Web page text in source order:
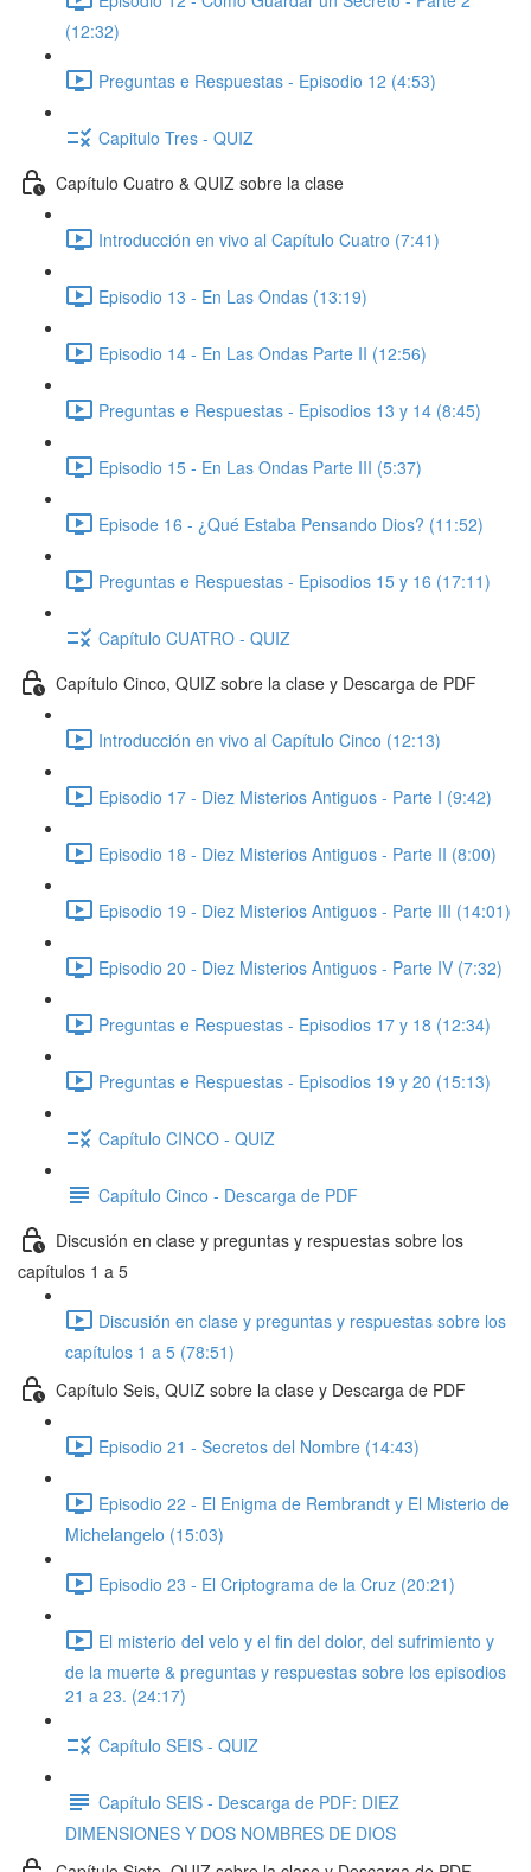
(12:32)
Preguntas e Respuestas - Episodio 12 (4:53)
Capitulo Tres - QUIZ
Capítulo Cuatro & QUIZ sobre la clase
Introducción en vivo al Capítulo Cuatro (7:41)
Episodio 13 - En Las Ondas (13:19)
Episodio 14 - En Las Ondas Parte II (12:56)
Preguntas e Respuestas - Episodios 13 y 14 (8:45)
Episodio 15 - En Las Ondas Parte III (5:37)
Episode 16 - ¿Qué Estaba Pensando Dios? (11:52)
Preguntas e Respuestas - Episodios 15 y 16 (17:11)
Capítulo CUATRO - QUIZ
Capítulo Cinco, QUIZ sobre la clase y Descarga de PDF
Introducción en vivo al Capítulo Cinco (12:13)
Episodio 17 - Diez Misterios Antiguos - Parte I (9:42)
Episodio 18 - Diez Misterios Antiguos - Parte II (8:00)
Episodio 19 - Diez Misterios Antiguos - Parte III (14:01)
Episodio 20 - Diez Misterios Antiguos - Parte IV (7:32)
Preguntas e Respuestas - Episodios 17 y 18 (12:34)
Preguntas e Respuestas - Episodios 19 y 20 (15:13)
Capítulo CINCO - QUIZ
Capítulo Cinco - Descarga de PDF
Discusión en clase y preguntas y respuestas sobre los
capítulos 1 a 5
Discusión en clase y preguntas y respuestas sobre los
capítulos 1 a 5 (78:51)
Capítulo Seis, QUIZ sobre la clase y Descarga de PDF
Episodio 21 - Secretos del Nombre (14:43)
Episodio 22 - El Enigma de Rembrandt y El Misterio de
Michelangelo (15:03)
Episodio 23 - El Criptograma de la Cruz (20:21)
El misterio del velo y el fin del dolor, del sufrimiento y
de la muerte & preguntas y respuestas sobre los episodios
21 a 23. (24:17)
Capítulo SEIS - QUIZ
Capítulo SEIS - Descarga de PDF: DIEZ
DIMENSIONES Y DOS NOMBRES DE DIOS